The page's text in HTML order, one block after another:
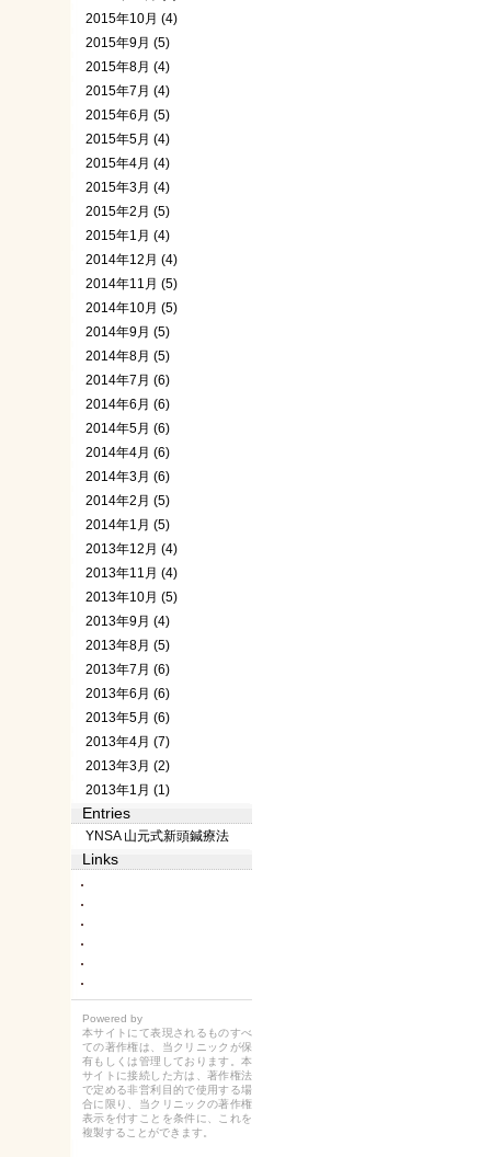
2015年10月 (4)
2015年9月 (5)
2015年8月 (4)
2015年7月 (4)
2015年6月 (5)
2015年5月 (4)
2015年4月 (4)
2015年3月 (4)
2015年2月 (5)
2015年1月 (4)
2014年12月 (4)
2014年11月 (5)
2014年10月 (5)
2014年9月 (5)
2014年8月 (5)
2014年7月 (6)
2014年6月 (6)
2014年5月 (6)
2014年4月 (6)
2014年3月 (6)
2014年2月 (5)
2014年1月 (5)
2013年12月 (4)
2013年11月 (4)
2013年10月 (5)
2013年9月 (4)
2013年8月 (5)
2013年7月 (6)
2013年6月 (6)
2013年5月 (6)
2013年4月 (7)
2013年3月 (2)
2013年1月 (1)
Entries
YNSA 山元式新頭鍼療法
Links
Powered by
本サイトにて表現されるものすべ
ての著作権は、当クリニックが保
有もしくは管理しております。本
サイトに接続した方は、著作権法
で定める非営利目的で使用する場
合に限り、当クリニックの著作権
表示を付すことを条件に、これを
複製することができます。